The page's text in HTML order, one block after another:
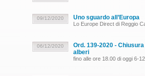
09/12/2020 Uno sguardo all’Europa
Lo Europe Direct di Reggio
06/12/2020
Ord. 139-2020 -
alberi
fino alle ore 18.00 di oggi 6-